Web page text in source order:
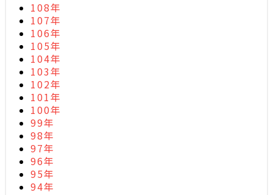
108年
107年
106年
105年
104年
103年
102年
101年
100年
99年
98年
97年
96年
95年
94年